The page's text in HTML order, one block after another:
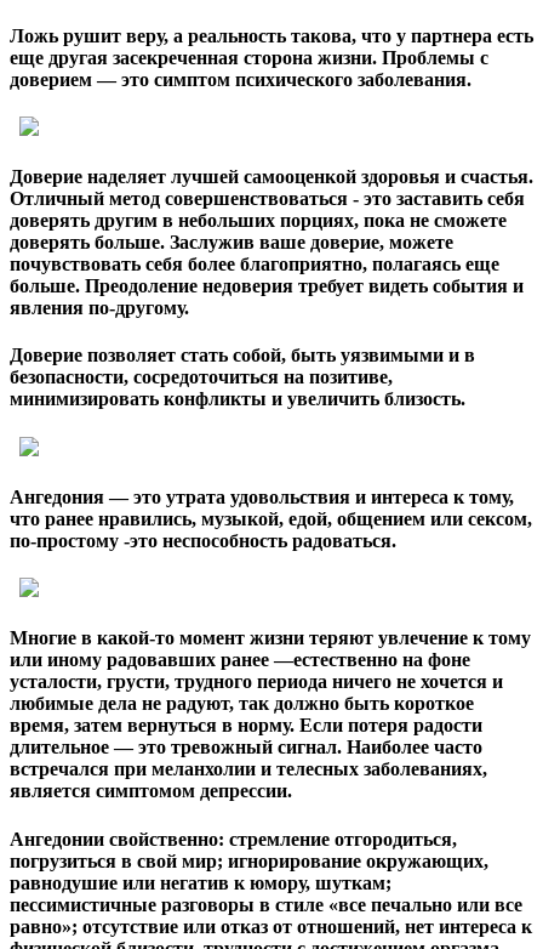
Ложь рушит веру, а реальность такова, что у партнера есть
еще другая засекреченная сторона жизни. Проблемы с
доверием — это симптом психического заболевания.
Доверие наделяет лучшей самооценкой здоровья и счастья.
Отличный метод совершенствоваться - это заставить себя
доверять другим в небольших порциях, пока не сможете
доверять больше. Заслужив ваше доверие, можете
почувствовать себя более благоприятно, полагаясь еще
больше. Преодоление недоверия требует видеть события и
явления по-другому.
Доверие позволяет стать собой, быть уязвимыми и в
безопасности, сосредоточиться на позитиве,
минимизировать конфликты и увеличить близость.
Ангедония— это утрата удовольствия и интереса к тому,
что ранее нравились, музыкой, едой, общением или сексом,
по-простому -это неспособность радоваться.
Многие в какой-то момент жизни теряют увлечение к тому
или иному радовавших ранее —естественно на фоне
усталости, грусти, трудного периода ничего не хочется и
любимые дела не радуют, так должно быть короткое
время, затем вернуться в норму. Если потеря радости
длительное — это тревожный сигнал. Наиболее часто
встречался при меланхолии и телесных заболеваниях,
является симптомом депрессии.
Ангедонии свойственно: стремление отгородиться,
погрузиться в свой мир; игнорирование окружающих,
равнодушие или негатив к юмору, шуткам;
пессимистичные разговоры в стиле «все печально или все
равно»; отсутствие или отказ от отношений, нет интереса к